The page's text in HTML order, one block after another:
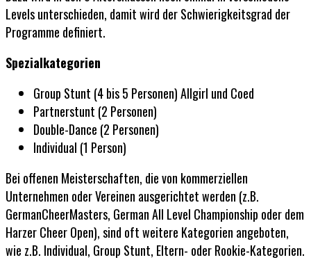
Levels unterschieden, damit wird der Schwierigkeitsgrad der
Programme definiert.
Spezialkategorien
Group Stunt (4 bis 5 Personen) Allgirl und Coed
Partnerstunt (2 Personen)
Double-Dance (2 Personen)
Individual (1 Person)
Bei offenen Meisterschaften, die von kommerziellen
Unternehmen oder Vereinen ausgerichtet werden (z.B.
GermanCheerMasters, German All Level Championship oder dem
Harzer Cheer Open), sind oft weitere Kategorien angeboten,
wie z.B. Individual, Group Stunt, Eltern- oder Rookie-Kategorien.